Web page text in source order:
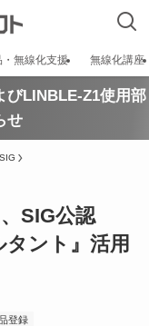
・無線化支援 無線化講座
びLINBLE-Z1使用部
せ
SIG公認
ント』活用
登録